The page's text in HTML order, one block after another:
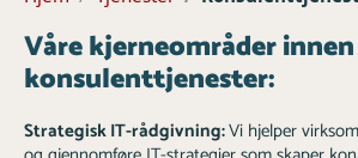
Våre kjerneområder innen
konsulenttjenester:
Strategisk IT-rådgivning:Vi hjelper